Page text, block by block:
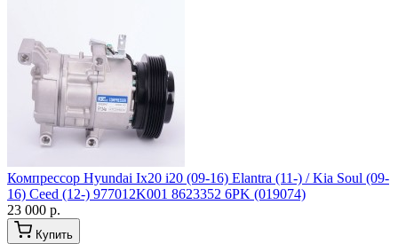
Компрессор Hyundai Ix20 i20 (09-16) Elantra (11-) / Kia Soul (09-
16) Ceed (12-) 977012K001 8623352 6PK (019074)
23 000 р.
Купить